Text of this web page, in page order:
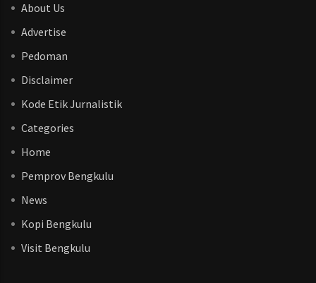
About Us
Advertise
Pedoman
Disclaimer
Kode Etik Jurnalistik
Categories
Home
Pemprov Bengkulu
News
Kopi Bengkulu
Visit Bengkulu